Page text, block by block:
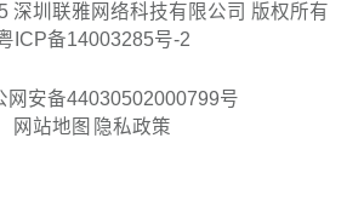
深圳联雅网络科技有限公司 版权所有
ICP备14003285号-2
网安备44030502000799号
网站地图 隐私政策